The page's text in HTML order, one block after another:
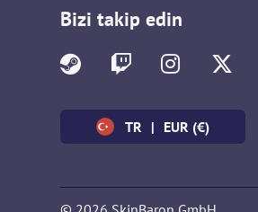
Bizi takip edin
TR | EUR (€)